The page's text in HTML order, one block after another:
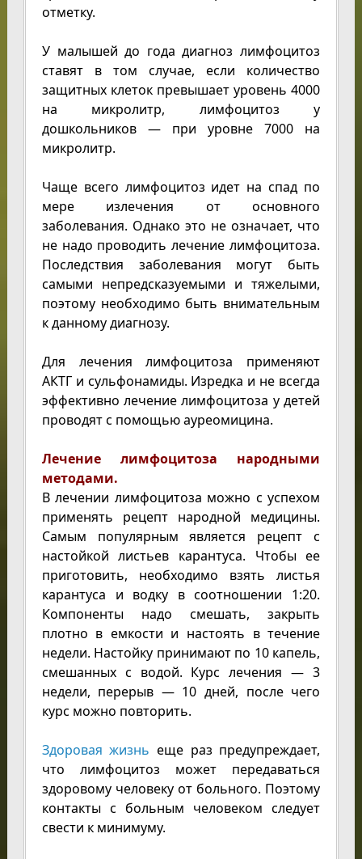
отметку.
У малышей до года диагноз лимфоцитоз
ставят в том случае, если количество
защитных клеток превышает уровень 4000
на микролитр, лимфоцитоз у
дошкольников — при уровне 7000 на
микролитр.
Чаще всего лимфоцитоз идет на спад по
мере излечения от основного
заболевания. Однако это не означает, что
не надо проводить лечение лимфоцитоза.
Последствия заболевания могут быть
самыми непредсказуемыми и тяжелыми,
поэтому необходимо быть внимательным
к данному диагнозу.
Для лечения лимфоцитоза применяют
АКТГ и сульфонамиды. Изредка и не всегда
эффективно лечение лимфоцитоза у детей
проводят с помощью ауреомицина.
Лечение лимфоцитоза народными
методами.
В лечении лимфоцитоза можно с успехом
применять рецепт народной медицины.
Самым популярным является рецепт с
настойкой листьев карантуса. Чтобы ее
приготовить, необходимо взять листья
карантуса и водку в соотношении 1:20.
Компоненты надо смешать, закрыть
плотно в емкости и настоять в течение
недели. Настойку принимают по 10 капель,
смешанных с водой. Курс лечения — 3
недели, перерыв — 10 дней, после чего
курс можно повторить.
Здоровая жизнь еще раз предупреждает,
что лимфоцитоз может передаваться
здоровому человеку от больного. Поэтому
контакты с больным человеком следует
свести к минимуму.